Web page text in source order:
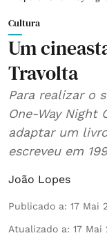
Cultura
Um
Travolta
Para realizar o
One-Way Night
adaptar um
escreveu em
João Lopes
Publicado a: 17 Mai
Atualizado a: 17 Mai